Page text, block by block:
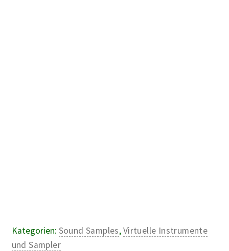
Kategorien: Sound Samples,Virtuelle Instrumente
und Sampler